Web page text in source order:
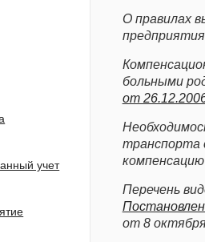
О правилах
больными
от
транспорта
Перечень
от 8
учет